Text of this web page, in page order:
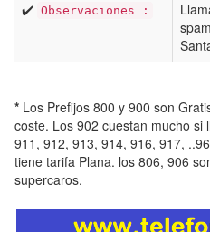
✔️ Observaciones :
* Los Prefijos 800 y 900 son
coste. Los 902 cuestan mucho si
911, 912, 913, 914, 916, 917,
tiene tarifa Plana. los 806, 906
supercaros.